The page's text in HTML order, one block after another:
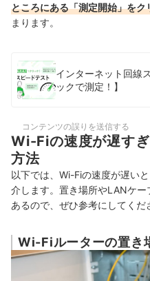
ところにある「測定開始」をク
まります。
インターネット回線
ックで測定！】
コンテンツの誤りを送信する
Wi-Fiの速度が遅す
方法
以下では、Wi-Fiの速度が遅い
介します。置き場所やLANケ
あるので、ぜひ参考にしてくだ
Wi-Fiルーターの置き